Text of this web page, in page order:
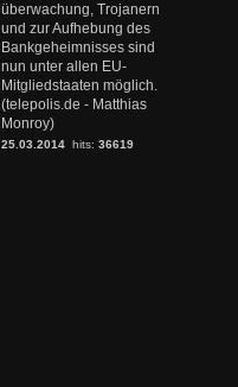
überwachung, Trojanern
und zur Aufhebung des
Bankgeheimnisses sind
nun unter allen EU-
Mitgliedstaaten möglich.
(telepolis.de - Matthias
Monroy)
25.03.2014 hits: 36619